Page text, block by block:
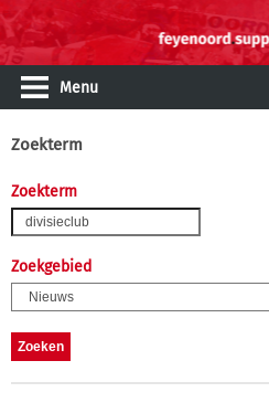
Menu
Zoekterm
Zoekterm
Zoekgebied